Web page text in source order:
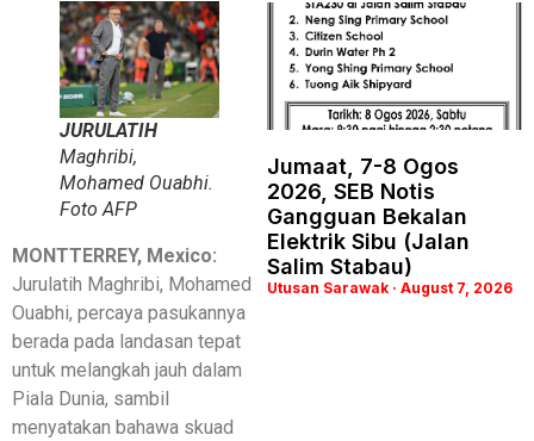
JURULATIH
Maghribi,
Mohamed Ouabhi.
Foto AFP
MONTTERREY, Mexico:
Jurulatih Maghribi, Mohamed
Ouabhi, percaya pasukannya
berada pada landasan tepat
untuk melangkah jauh dalam
Piala Dunia, sambil
menyatakan bahawa skuad
Jumaat, 7-8 Ogos
2026, SEB Notis
Gangguan Bekalan
Elektrik Sibu (Jalan
Salim Stabau)
Utusan Sarawak August 7, 2026